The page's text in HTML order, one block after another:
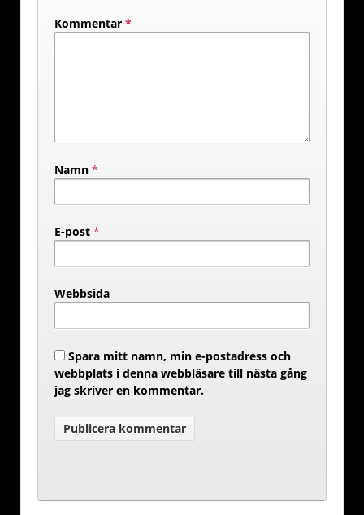
Kommentar *
Namn *
E-post *
Webbsida
Spara mitt namn, min e-postadress och
webbplats i denna webbläsare till nästa gång
jag skriver en kommentar.